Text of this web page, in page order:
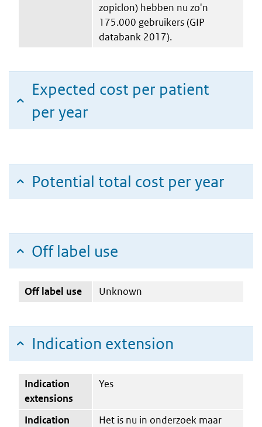
zopiclon) hebben nu zo'n
175.000 gebruikers (GIP
databank 2017).
Expected cost per patient
per year
Potential total cost per year
Off label use
Off label use Unknown
Indication extension
Indication
extensions
Yes
Indication
Het is nu in onderzoek maar